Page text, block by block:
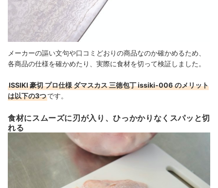
メーカーの謳い文句や口コミどおりの商品なのか確かめるため、
各商品の仕様を確かめたり、実際に食材を切って検証しました。
ISSIKI 豪切 プロ仕様 ダマスカス 三徳包丁 issiki-006 のメリット
は以下の3つです。
食材にスムーズに刃が入り、ひっかかりなくスパッと切
れる